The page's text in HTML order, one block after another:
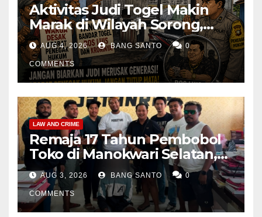
Aktivitas Judi Togel Makin
Marak di Wilayah Sorong,
Warga Desak Aparat Segera
Tangkap Bandar Luis dan
Kroninya
AUG 4, 2026 BANG SANTO 0
COMMENTS
LAW AND CRIME
Remaja 17 Tahun Pembobol
Toko di Manokwari Selatan,
Akhirnya Diamankan Tim
Jatanras Polda Papua Barat
AUG 3, 2026 BANG SANTO 0
COMMENTS